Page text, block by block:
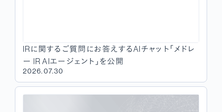
IRに関するご質問にお答えするAIチャット「メドレ
ー IR AIエージェント」を公開
2026.07.30